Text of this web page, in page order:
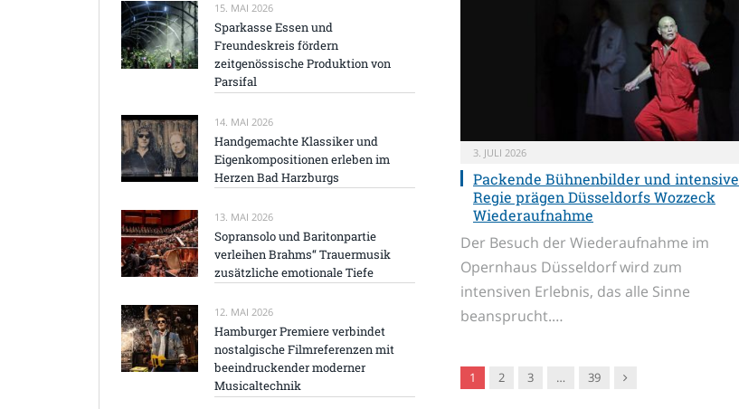
3. JULI 2026
Packende Bühnenbilder und intensive
Regie prägen Düsseldorfs Wozzeck
Wiederaufnahme
Der Besuch der Wiederaufnahme im
Opernhaus Düsseldorf wird zum
intensiven Erlebnis, das alle Sinne
beansprucht.…
1 2 3 … 39 Nachfolger
15. MAI 2026
Sparkasse Essen und
Freundeskreis fördern
zeitgenössische Produktion von
Parsifal
14. MAI 2026
Handgemachte Klassiker und
Eigenkompositionen erleben im
Herzen Bad Harzburgs
13. MAI 2026
Sopransolo und Baritonpartie
verleihen Brahms“ Trauermusik
zusätzliche emotionale Tiefe
12. MAI 2026
Hamburger Premiere verbindet
nostalgische Filmreferenzen mit
beeindruckender moderner
Musicaltechnik